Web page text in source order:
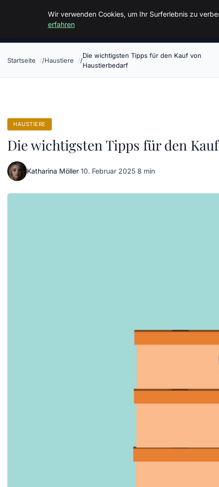
Malzminden
Startseite Haustiere
Die wichtigsten Tipps für den Kauf von
Haustierbedarf
HAUSTIERE
Die wichtigsten Tipps für den
Katharina Möller·10. Februar 2025·8 min
Wir verwenden Cookies, um Ihr Surferlebnis zu
erfahren